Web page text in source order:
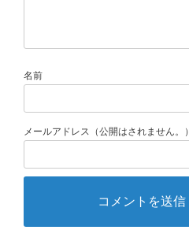
名前
メールアドレス（公開はされません。）